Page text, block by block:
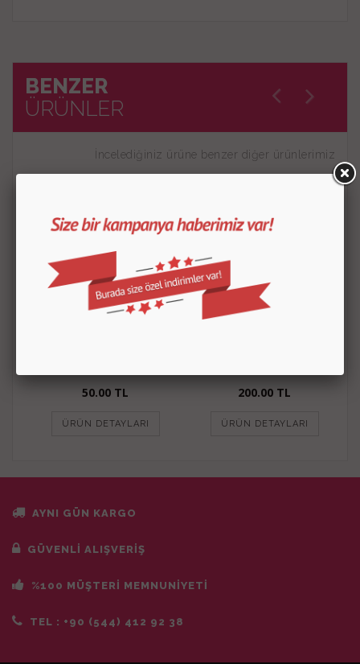
BENZER
ÜRÜNLER
İncelediğiniz ürüne benzer diğer ürünlerimiz
50.00 TL
ÜRÜN DETAYLARI
200.00 TL
ÜRÜN DETAYLARI
AYNI GÜN KARGO
GÜVENLİ ALIŞVERİŞ
%100 MÜŞTERİ MEMNUNİYETİ
TEL : +90 (544) 412 92 38